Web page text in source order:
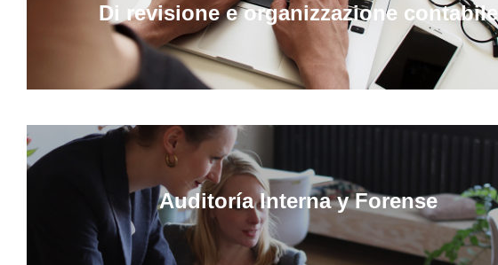
Di revisione e organizzazione contabile
Auditoría Interna y Forense